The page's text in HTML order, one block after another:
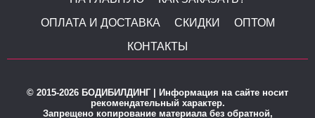
ОПЛАТА И ДОСТАВКА
СКИДКИ
ОПТОМ
КОНТАКТЫ
© 2015-2026 БОДИБИЛДИНГ | Информация на сайте носит
рекомендательный характер.
Запрещено копирование материала без обратной,